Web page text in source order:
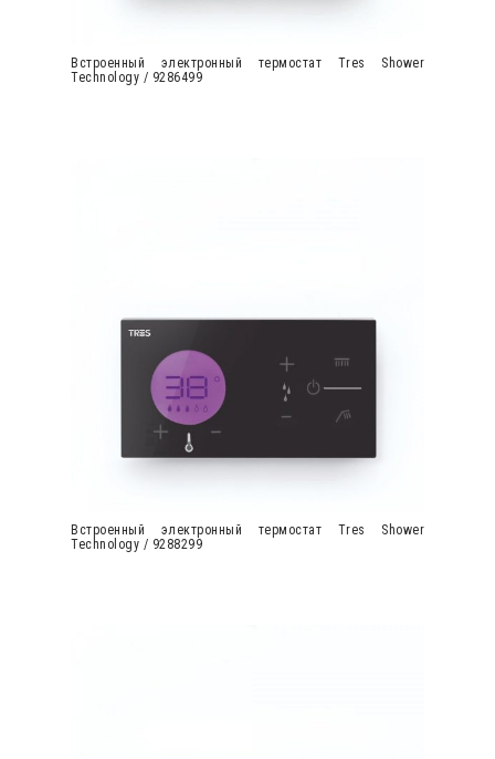
Встроенный электронный термостат Tres Shower
Technology / 9286499
Встроенный электронный термостат Tres Shower
Technology / 9288299